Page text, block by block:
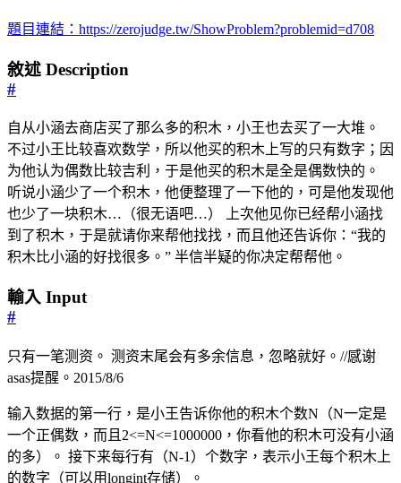
題目連結：https://zerojudge.tw/ShowProblem?problemid=d708
敘述 Description
#
自从小涵去商店买了那么多的积木，小王也去买了一大堆。
不过小王比较喜欢数学，所以他买的积木上写的只有数字；因
为他认为偶数比较吉利，于是他买的积木是全是偶数快的。
听说小涵少了一个积木，他便整理了一下他的，可是他发现他
也少了一块积木…（很无语吧…） 上次他见你已经帮小涵找
到了积木，于是就请你来帮他找找，而且他还告诉你：“我的
积木比小涵的好找很多。” 半信半疑的你决定帮帮他。
輸入 Input
#
只有一笔测资。 测资末尾会有多余信息，忽略就好。//感谢
asas提醒。2015/8/6
输入数据的第一行，是小王告诉你他的积木个数N（N一定是
一个正偶数，而且2<=N<=1000000，你看他的积木可没有小涵
的多）。 接下来每行有（N-1）个数字，表示小王每个积木上
的数字（可以用longint存储）。